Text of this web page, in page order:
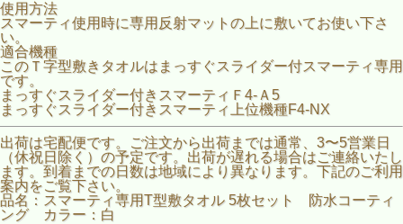
使用方法
スマーティ使用時に専用反射マットの上に敷いてお使い下さ
い。
適合機種
このＴ字型敷きタオルはまっすぐスライダー付スマーティ専用
です。
まっすぐスライダー付きスマーティＦ4-Ａ5
まっすぐスライダー付きスマーティ上位機種F4-NX
出荷は宅配便です。ご注文から出荷までは通常、3〜5営業日
（休祝日除く）の予定です。出荷が遅れる場合はご連絡いたし
ます。到着までの日数は地域により異なります。下記のご利用
案内をご覧下さい。
品名：スマーティ専用T型敷タオル 5枚セット 防水コーティ
ング カラー：白